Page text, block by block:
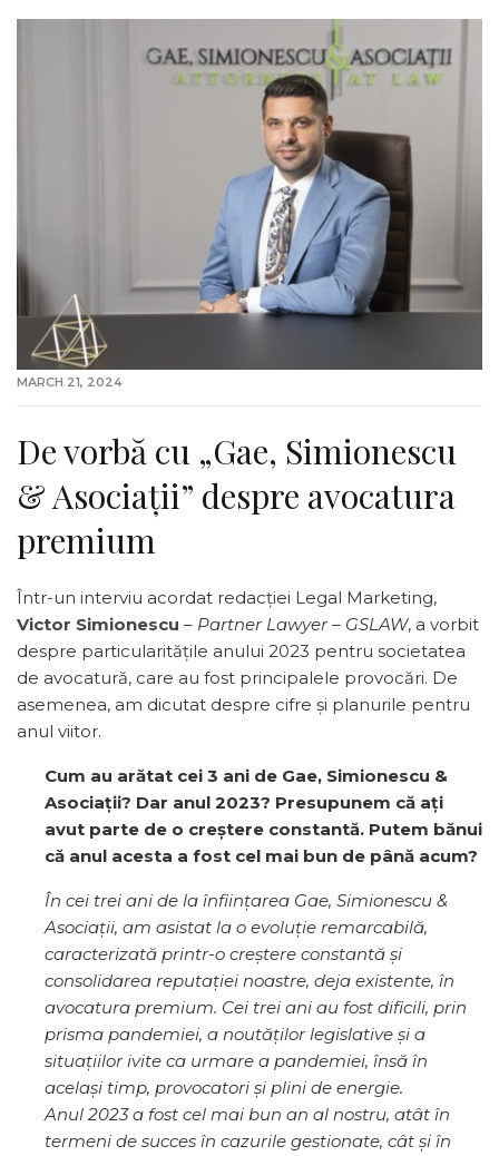
MARCH 21, 2024
De vorbă cu „Gae, Simionescu
& Asociații” despre avocatura
premium
Într-un interviu acordat redacției Legal Marketing,
Victor Simionescu – Partner Lawyer – GSLAW, a vorbit
despre particularitățile anului 2023 pentru societatea
de avocatură, care au fost principalele provocări. De
asemenea, am dicutat despre cifre și planurile pentru
anul viitor.
Cum au arătat cei 3 ani de Gae, Simionescu &
Asociații? Dar anul 2023? Presupunem că ați
avut parte de o creștere constantă. Putem bănui
că anul acesta a fost cel mai bun de până acum?
În cei trei ani de la înființarea Gae, Simionescu &
Asociații, am asistat la o evoluție remarcabilă,
caracterizată printr-o creștere constantă și
consolidarea reputației noastre, deja existente, în
avocatura premium. Cei trei ani au fost dificili, prin
prisma pandemiei, a noutăților legislative și a
situațiilor ivite ca urmare a pandemiei, însă în
același timp, provocatori și plini de energie.
Anul 2023 a fost cel mai bun an al nostru, atât în
termeni de succes în cazurile gestionate, cât și în